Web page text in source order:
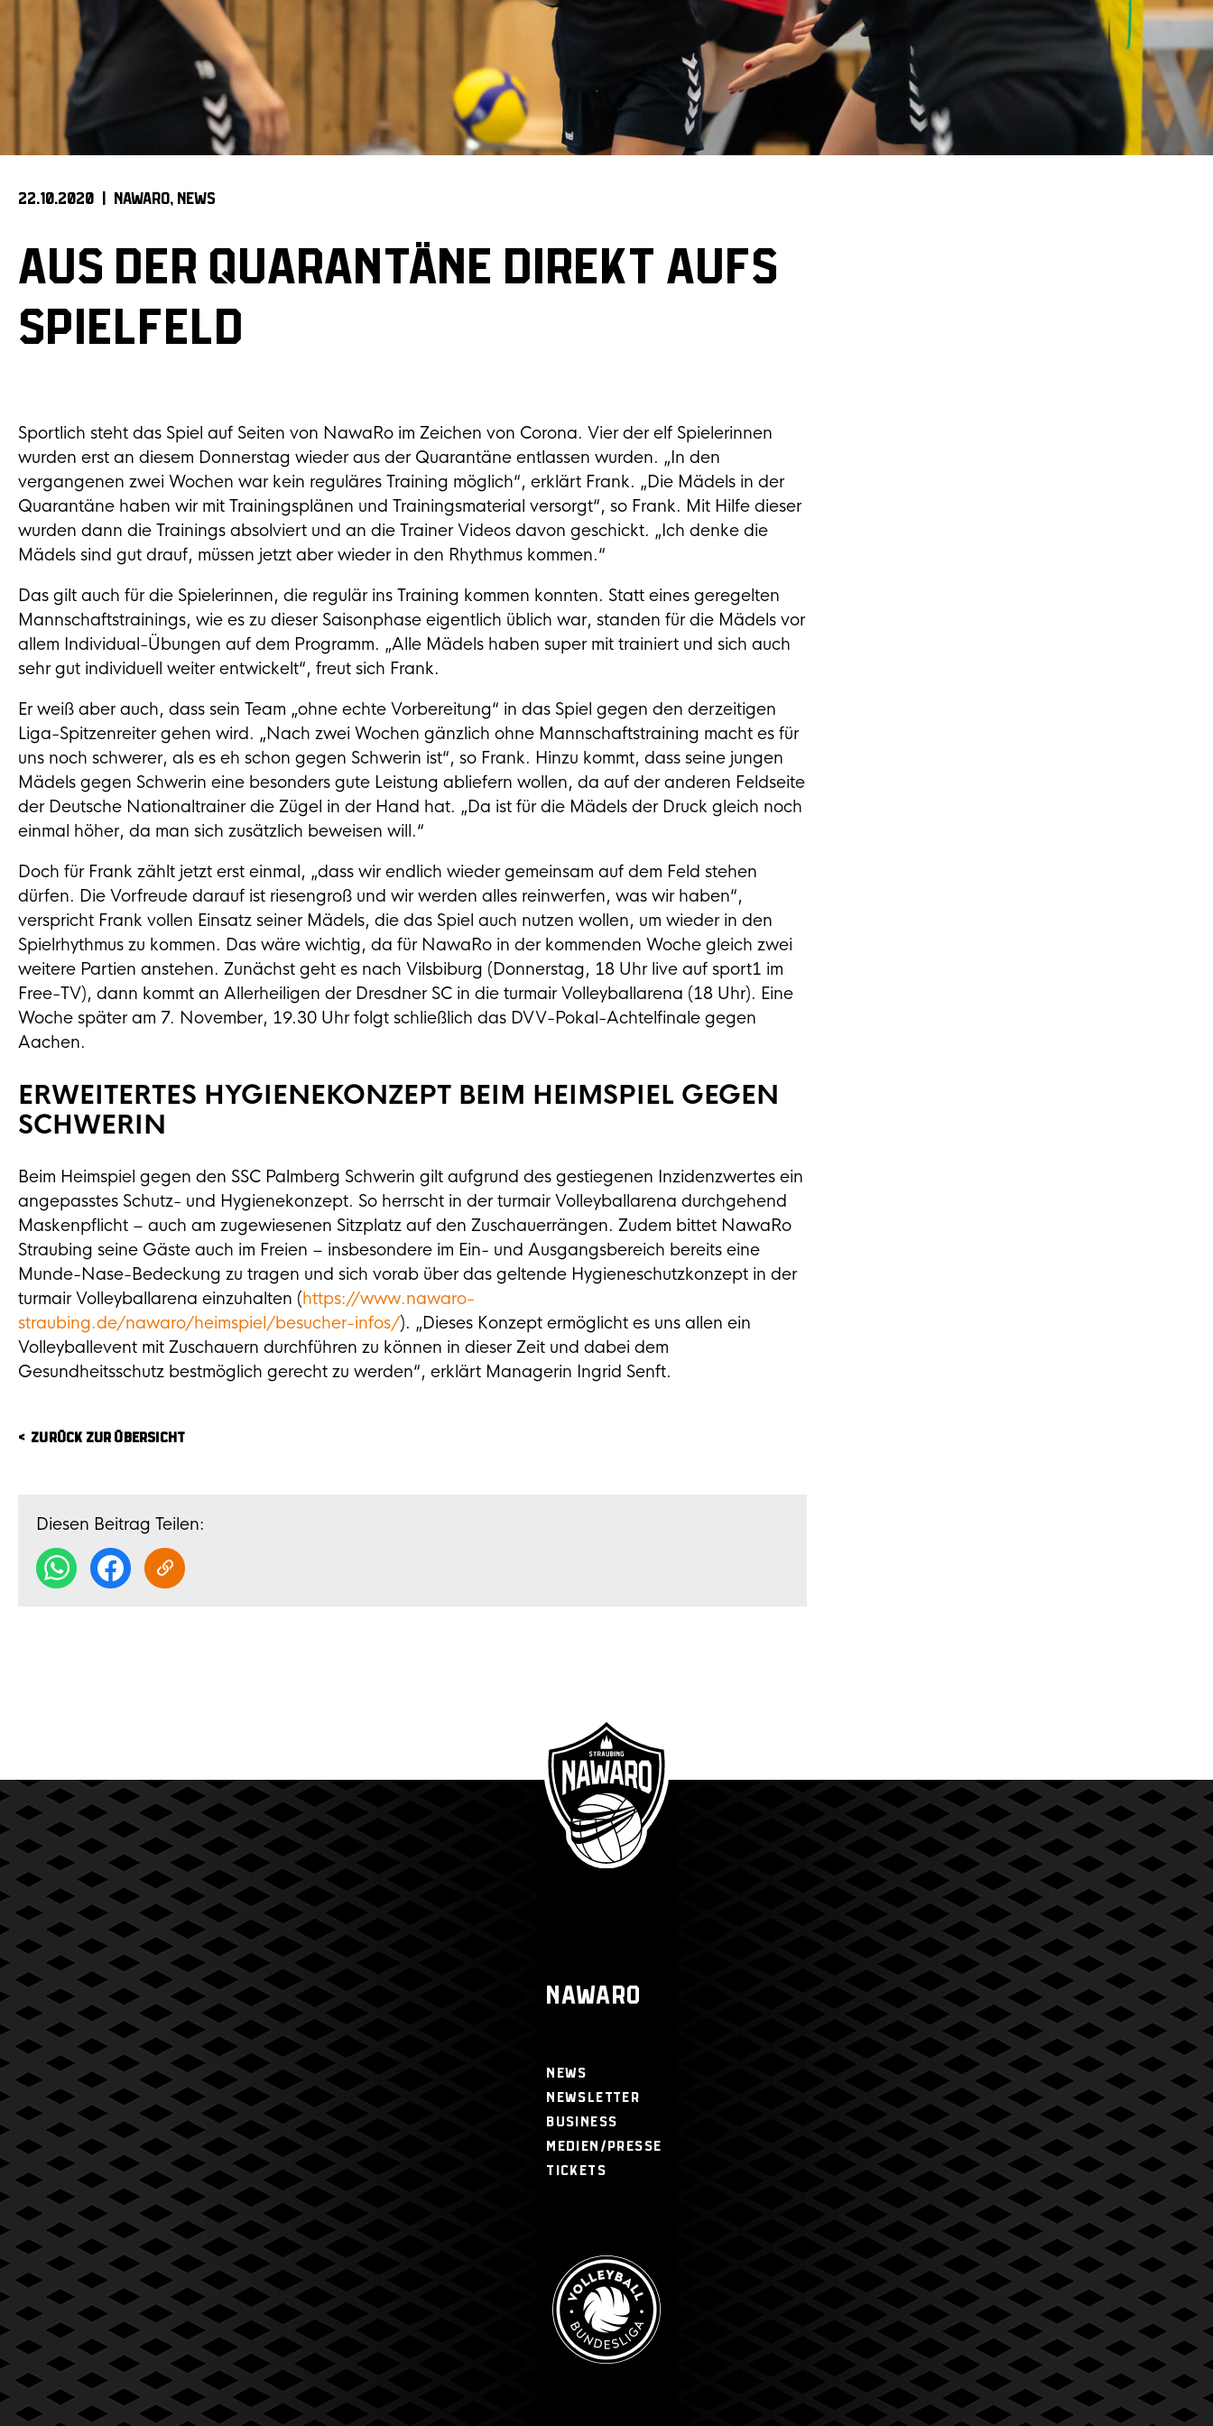
22.10.2020 | NAWARO NEWS
AUS DER QUARANTÄNE DIREKT AUFS
SPIELFELD
Sportlich steht das Spiel auf Seiten von NawaRo im Zeichen von Corona. Vier der elf Spielerinnen
wurden erst an diesem Donnerstag wieder aus der Quarantäne entlassen wurden. „In den
vergangenen zwei Wochen war kein reguläres Training möglich“, erklärt Frank. „Die Mädels in der
Quarantäne haben wir mit Trainingsplänen und Trainingsmaterial versorgt“, so Frank. Mit Hilfe dieser
wurden dann die Trainings absolviert und an die Trainer Videos davon geschickt. „Ich denke die
Mädels sind gut drauf, müssen jetzt aber wieder in den Rhythmus kommen.“
Das gilt auch für die Spielerinnen, die regulär ins Training kommen konnten. Statt eines geregelten
Mannschaftstrainings, wie es zu dieser Saisonphase eigentlich üblich war, standen für die Mädels vor
allem Individual-Übungen auf dem Programm. „Alle Mädels haben super mit trainiert und sich auch
sehr gut individuell weiter entwickelt“, freut sich Frank.
Er weiß aber auch, dass sein Team „ohne echte Vorbereitung“ in das Spiel gegen den derzeitigen
Liga-Spitzenreiter gehen wird. „Nach zwei Wochen gänzlich ohne Mannschaftstraining macht es für
uns noch schwerer, als es eh schon gegen Schwerin ist“, so Frank. Hinzu kommt, dass seine jungen
Mädels gegen Schwerin eine besonders gute Leistung abliefern wollen, da auf der anderen Feldseite
der Deutsche Nationaltrainer die Zügel in der Hand hat. „Da ist für die Mädels der Druck gleich noch
einmal höher, da man sich zusätzlich beweisen will.“
Doch für Frank zählt jetzt erst einmal, „dass wir endlich wieder gemeinsam auf dem Feld stehen
dürfen. Die Vorfreude darauf ist riesengroß und wir werden alles reinwerfen, was wir haben“,
verspricht Frank vollen Einsatz seiner Mädels, die das Spiel auch nutzen wollen, um wieder in den
Spielrhythmus zu kommen. Das wäre wichtig, da für NawaRo in der kommenden Woche gleich zwei
weitere Partien anstehen. Zunächst geht es nach Vilsbiburg (Donnerstag, 18 Uhr live auf sport1 im
Free-TV), dann kommt an Allerheiligen der Dresdner SC in die turmair Volleyballarena (18 Uhr). Eine
Woche später am 7. November, 19.30 Uhr folgt schließlich das DVV-Pokal-Achtelfinale gegen
Aachen.
ERWEITERTES HYGIENEKONZEPT BEIM HEIMSPIEL GEGEN
SCHWERIN
Beim Heimspiel gegen den SSC Palmberg Schwerin gilt aufgrund des gestiegenen Inzidenzwertes ein
angepasstes Schutz- und Hygienekonzept. So herrscht in der turmair Volleyballarena durchgehend
Maskenpflicht – auch am zugewiesenen Sitzplatz auf den Zuschauerrängen. Zudem bittet NawaRo
Straubing seine Gäste auch im Freien – insbesondere im Ein- und Ausgangsbereich bereits eine
Munde-Nase-Bedeckung zu tragen und sich vorab über das geltende Hygieneschutzkonzept in der
turmair Volleyballarena einzuhalten (https://www.nawaro-
straubing.de/nawaro/heimspiel/besucher-infos/). „Dieses Konzept ermöglicht es uns allen ein
Volleyballevent mit Zuschauern durchführen zu können in dieser Zeit und dabei dem
Gesundheitsschutz bestmöglich gerecht zu werden“, erklärt Managerin Ingrid Senft.
ZURÜCK ZUR ÜBERSICHT
Diesen Beitrag Teilen:
NAWARO
NEWS
NEWSLETTER
BUSINESS
MEDIEN/PRESSE
TICKETS